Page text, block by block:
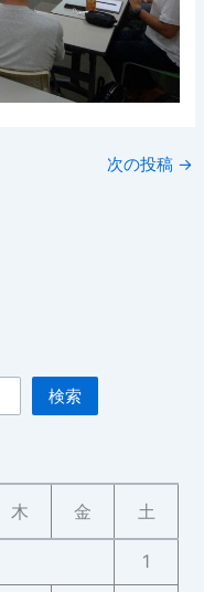
次の投稿 →
検索
木 金 土
1